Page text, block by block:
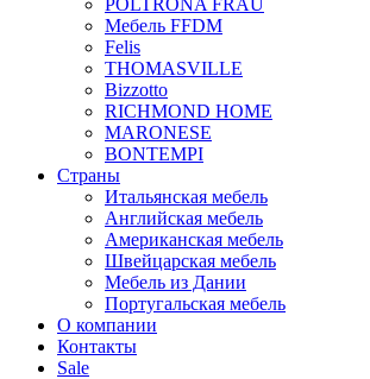
POLTRONA FRAU
Мебель FFDM
Felis
THOMASVILLE
Bizzotto
RICHMOND HOME
MARONESE
BONTEMPI
Страны
Итальянская мебель
Английская мебель
Американская мебель
Швейцарская мебель
Мебель из Дании
Португальская мебель
О компании
Контакты
Sale